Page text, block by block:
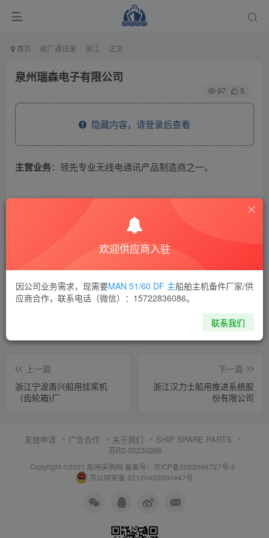
首页 船厂通讯录 浙江 正文
泉州瑞森电子有限公司
97 5
隐藏内容，请登录后查看
主营业务：领先专业无线电通讯产品制造商之一。
THE END
喜欢就支持一下吧
上一篇
浙江宁波甬兴船用挂桨机
（齿轮箱)厂
下一篇
浙江汉力士船用推进系统股
份有限公司
友链申请 广告合作 关于我们
SHIP SPARE PARTS
苏B2-20230266
Copyright ©2021 船用采购网 备案号：苏ICP备2022046727号-2
苏公网安备 32120402000447号
欢迎供应商入驻
因公司业务需求，现需要MAN 51/60 DF 主船舶主机备件厂家/供
应商合作，联系电话（微信）：15722836086。
联系我们